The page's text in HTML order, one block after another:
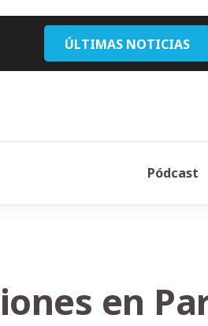
ÚLTIMAS NOTICIAS
Pódcast
en